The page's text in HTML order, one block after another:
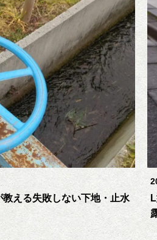
える失敗しない下地・止水